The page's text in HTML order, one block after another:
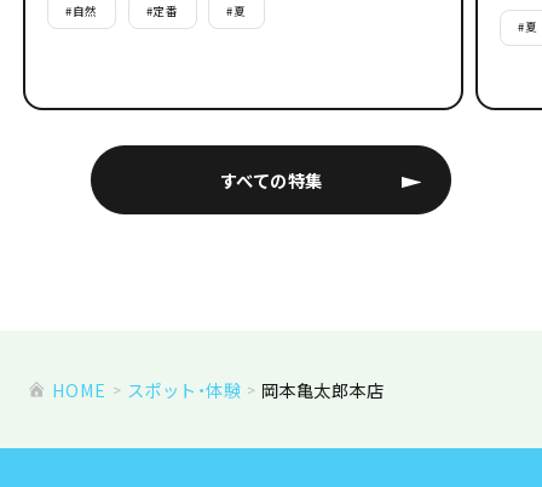
すべての特集
#自然 #定番 #夏
#夏
HOME スポット・体験 岡本亀太郎本店